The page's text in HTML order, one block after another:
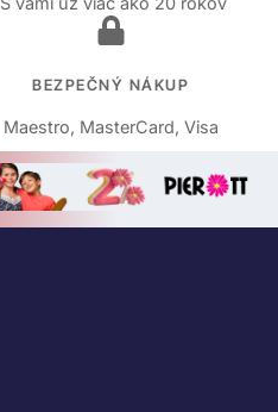
BEZPEČNÝ NÁKUP
Maestro, MasterCard, Visa